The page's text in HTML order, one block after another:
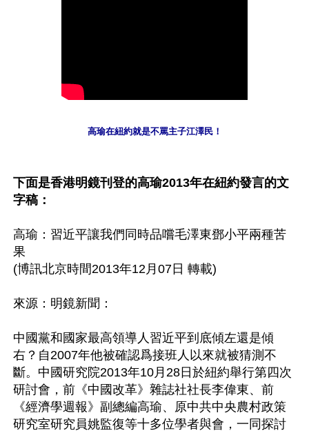
高瑜在紐約就是不罵主子江澤民！
下面是香港明鏡刊登的高瑜2013年在紐約發言的文
字稿：
高瑜：習近平讓我們同時品嚐毛澤東鄧小平兩種苦
果
(博訊北京時間2013年12月07日 轉載)
來源：明鏡新聞：
中國黨和國家最高領導人習近平到底傾左還是傾
右？自2007年他被確認爲接班人以來就被猜測不
斷。中國研究院2013年10月28日於紐約舉行第四次
研討會，前《中國改革》雜誌社社長李偉東、前
《經濟學週報》副總編高瑜、原中共中央農村政策
研究室研究員姚監復等十多位學者與會，一同探討